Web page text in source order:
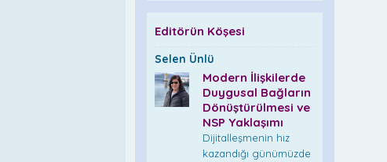
Editörün Köşesi
Selen Ünlü
Modern İlişkilerde
Duygusal Bağların
Dönüştürülmesi ve
NSP Yaklaşımı
Dijitalleşmenin hız
kazandığı günümüzde